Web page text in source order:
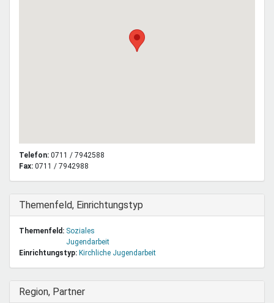
Telefon: 0711 / 7942588
Fax: 0711 / 7942988
Ausblenden
Themenfeld, Einrichtungstyp
Themenfeld: Soziales
Jugendarbeit
Einrichtungstyp: Kirchliche Jugendarbeit
Ausblenden
Region, Partner